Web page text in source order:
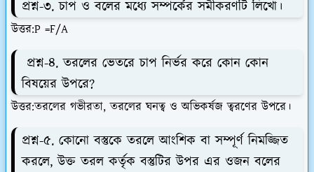
প্রশ্ন-৩. চাপ ও বলের মধ্যে সম্পর্কের সমীকরণটি লিখো।
উত্তর:P =F/A
প্রশ্ন-৪. তরলের ভেতরে চাপ নির্ভর করে কোন কোন
বিষয়ের উপরে?
উত্তর:তরলের গভীরতা, তরলের ঘনত্ব ও অভিকর্ষজ ত্বরণের উপরে।
প্রশ্ন-৫. কোনো বস্তুকে তরলে আংশিক বা সম্পূর্ণ নিমজ্জিত
করলে, উক্ত তরল কর্তৃক বস্তুটির উপর এর ওজন বলের